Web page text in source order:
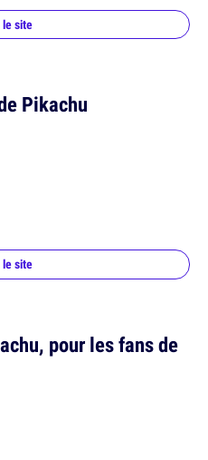
site
Pikachu
site
pour les fans de